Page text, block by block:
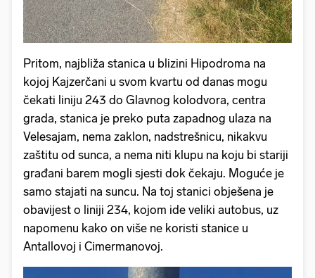
Pritom, najbliža stanica u blizini Hipodroma na
kojoj Kajzerčani u svom kvartu od danas mogu
čekati liniju 243 do Glavnog kolodvora, centra
grada, stanica je preko puta zapadnog ulaza na
Velesajam, nema zaklon, nadstrešnicu, nikakvu
zaštitu od sunca, a nema niti klupu na koju bi stariji
građani barem mogli sjesti dok čekaju. Moguće je
samo stajati na suncu. Na toj stanici obješena je
obavijest o liniji 234, kojom ide veliki autobus, uz
napomenu kako on više ne koristi stanice u
Antallovoj i Cimermanovoj.